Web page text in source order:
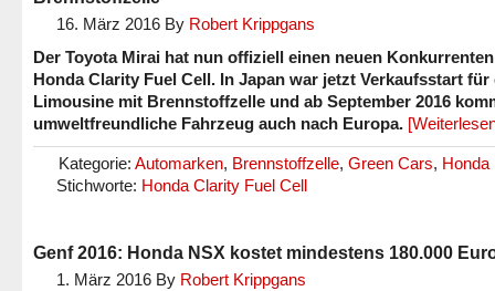
16. März 2016 By Robert Krippgans
Der Toyota Mirai hat nun offiziell einen neuen
Honda Clarity Fuel Cell. In Japan war jetzt Verkaufsstart für
Limousine mit Brennstoffzelle und ab September 2016
umweltfreundliche Fahrzeug auch nach Europa.
Kategorie: Automarken, Brennstoffzelle, Green Cars, Honda
Stichworte: Honda Clarity Fuel Cell
Genf 2016: Honda NSX kostet mindestens 180.000
1. März 2016 By Robert Krippgans